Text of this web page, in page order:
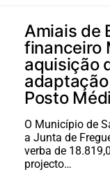
Amiais de
financeiro
aquisição
Posto
O Município de
a Junta de
verba de
projecto…